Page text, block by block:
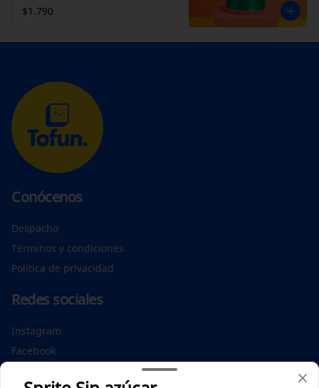
$1.790
Conócenos
Despacho
Términos y condiciones
Política de privacidad
Redes sociales
Instagram
Facebook